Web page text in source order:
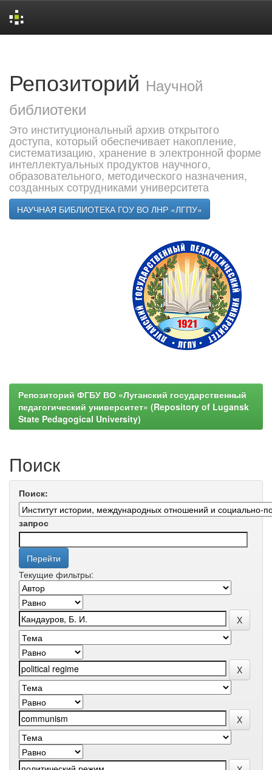
Репозиторий Научной
библиотеки
Это институциональный архив открытого
доступа, который обеспечивает накопление,
систематизацию, хранение в электронной форме
интеллектуальных продуктов научного,
образовательного, методического назначения,
созданных сотрудниками университета
НАУЧНАЯ БИБЛИОТЕКА ГОУ ВО ЛНР «ЛГПУ»
Репозиторий ФГБУ ВО «Луганский государственный
педагогический университет» (Repository of Lugansk
State Pedagogical University)
Поиск
Поиск:
запрос
Текущие фильтры: